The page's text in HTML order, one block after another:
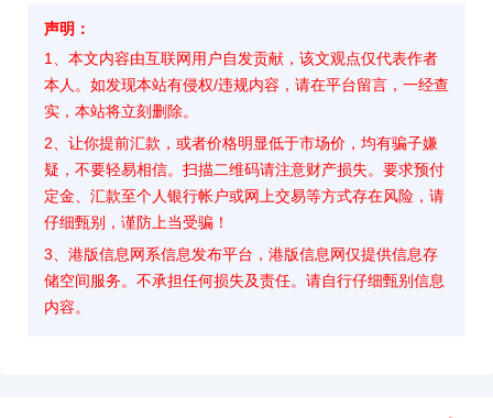
声明：
1、本文内容由互联网用户自发贡献，该文观点仅代表作者
本人。如发现本站有侵权/违规内容，请在平台留言，一经查
实，本站将立刻删除。
2、让你提前汇款，或者价格明显低于市场价，均有骗子嫌
疑，不要轻易相信。扫描二维码请注意财产损失。要求预付
定金、汇款至个人银行帐户或网上交易等方式存在风险，请
仔细甄别，谨防上当受骗！
3、港版信息网系信息发布平台，港版信息网仅提供信息存
储空间服务。不承担任何损失及责任。请自行仔细甄别信息
内容。